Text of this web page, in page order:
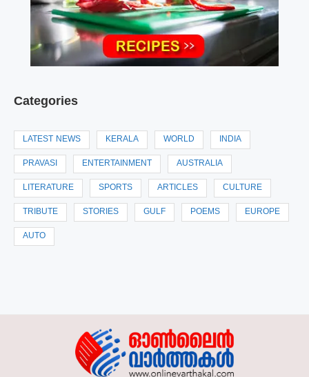
Categories
LATEST NEWS KERALA WORLD INDIA
PRAVASI ENTERTAINMENT AUSTRALIA
LITERATURE SPORTS ARTICLES CULTURE
TRIBUTE STORIES GULF POEMS EUROPE
AUTO